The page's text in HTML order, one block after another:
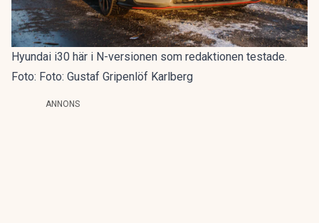
Hyundai i30 här i N-versionen som redaktionen testade.
Foto: Foto: Gustaf Gripenlöf Karlberg
ANNONS